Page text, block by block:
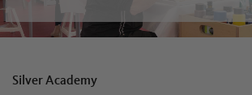
Silver Academy